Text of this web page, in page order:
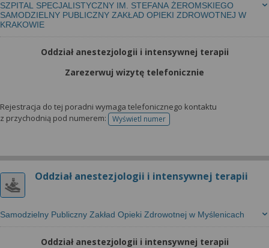
SZPITAL SPECJALISTYCZNY IM. STEFANA ŻEROMSKIEGO
SAMODZIELNY PUBLICZNY ZAKŁAD OPIEKI ZDROWOTNEJ W
KRAKOWIE
Oddział anestezjologii i intensywnej terapii
Zarezerwuj wizytę telefonicznie
Rejestracja do tej poradni wymaga telefonicznego kontaktu
z przychodnią pod numerem:
Wyświetl numertelefonu do rejestracji
Oddział anestezjologii i intensywnej terapii
Samodzielny Publiczny Zakład Opieki Zdrowotnej w Myślenicach
Oddział anestezjologii i intensywnej terapii